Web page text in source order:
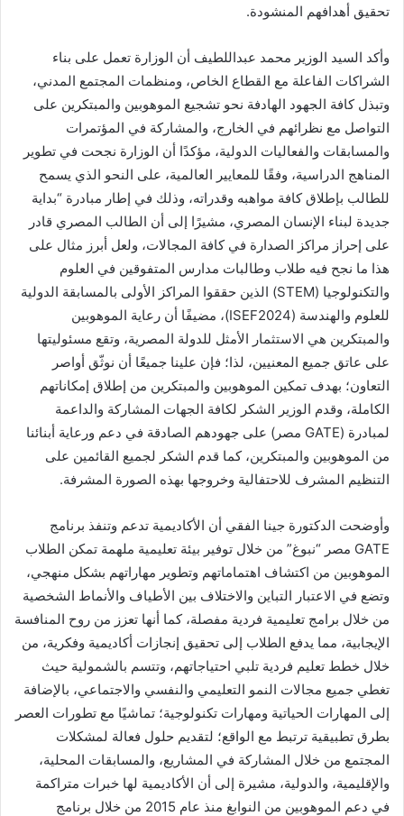
تحقيق أهدافهم المنشودة.
وأكد السيد الوزير محمد عبداللطيف أن الوزارة تعمل على بناء
الشراكات الفاعلة مع القطاع الخاص، ومنظمات المجتمع المدني،
وتبذل كافة الجهود الهادفة نحو تشجيع الموهوبين والمبتكرين على
التواصل مع نظرائهم في الخارج، والمشاركة في المؤتمرات
والمسابقات والفعاليات الدولية، مؤكدًا أن الوزارة نجحت في تطوير
المناهج الدراسية، وفقًا للمعايير العالمية، على النحو الذي يسمح
للطالب بإطلاق كافة مواهبه وقدراته، وذلك في إطار مبادرة “بداية
جديدة لبناء الإنسان المصري، مشيرًا إلى أن الطالب المصري قادر
على إحراز مراكز الصدارة في كافة المجالات، ولعل أبرز مثال على
هذا ما نجح فيه طلاب وطالبات مدارس المتفوقين في العلوم
والتكنولوجيا (STEM) الذين حققوا المراكز الأولى بالمسابقة الدولية
للعلوم والهندسة (ISEF2024)، مضيفًا أن رعاية الموهوبين
والمبتكرين هي الاستثمار الأمثل للدولة المصرية، وتقع مسئوليتها
على عاتق جميع المعنيين، لذا؛ فإن علينا جميعًا أن نوثّق أواصر
التعاون؛ بهدف تمكين الموهوبين والمبتكرين من إطلاق إمكاناتهم
الكاملة، وقدم الوزير الشكر لكافة الجهات المشاركة والداعمة
لمبادرة (GATE مصر) على جهودهم الصادقة في دعم ورعاية أبنائنا
من الموهوبين والمبتكرين، كما قدم الشكر لجميع القائمين على
التنظيم المشرف للاحتفالية وخروجها بهذه الصورة المشرفة.
وأوضحت الدكتورة جينا الفقي أن الأكاديمية تدعم وتنفذ برنامج
GATE مصر “نبوغ” من خلال توفير بيئة تعليمية ملهمة تمكن الطلاب
الموهوبين من اكتشاف اهتماماتهم وتطوير مهاراتهم بشكل منهجي،
وتضع في الاعتبار التباين والاختلاف بين الأطياف والأنماط الشخصية
من خلال برامج تعليمية فردية مفصلة، كما أنها تعزز من روح المنافسة
الإيجابية، مما يدفع الطلاب إلى تحقيق إنجازات أكاديمية وفكرية، من
خلال خطط تعليم فردية تلبي احتياجاتهم، وتتسم بالشمولية حيث
تغطي جميع مجالات النمو التعليمي والنفسي والاجتماعي، بالإضافة
إلى المهارات الحياتية ومهارات تكنولوجية؛ تماشيًا مع تطورات العصر
بطرق تطبيقية ترتبط مع الواقع؛ لتقديم حلول فعالة لمشكلات
المجتمع من خلال المشاركة في المشاريع، والمسابقات المحلية،
والإقليمية، والدولية، مشيرة إلى أن الأكاديمية لها خبرات متراكمة
في دعم الموهوبين من النوابغ منذ عام 2015 من خلال برنامج